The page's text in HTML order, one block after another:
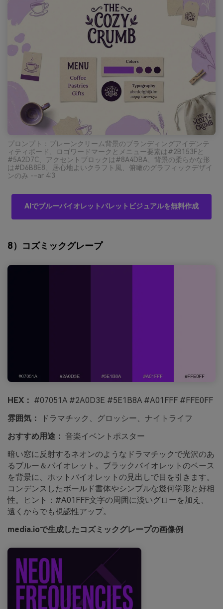
プロンプト：プレーンクリーム背景のブランディングアイデンテ
ィティボード、ロゴワードマークとメニュー要素は#2B153Fと
#5A2D7C、アクセントブロックは#8A4DBA、背景の柔らかな形
は#D6B8E8、居心地よいクラフト風、俯瞰のグラフィックデザイ
ンのみ --ar 4:3
AIでブルーバイオレットパレットビジュアルを無料作成
8）コズミックグレープ
HEX： #07051A #2A0D3E #5E1B8A #A01FFF #FFE0FF
雰囲気：
ドラマチック、グロッシー、ナイトライフ
おすすめ用途： 音楽イベントポスター
暗い窓に反射するネオンのようなドラマチックで光沢のあ
るブルー＆バイオレット。ブラックバイオレットのベース
を背景に、ホットバイオレットの見出しで目を引きます。
コンデンスしたボールド書体やシンプルな幾何学形と好相
性。ヒント：#A01FFF文字の周囲に淡いグローを加え、
遠くからでも視認性アップ。
media.ioで生成したコズミックグレープの画像例